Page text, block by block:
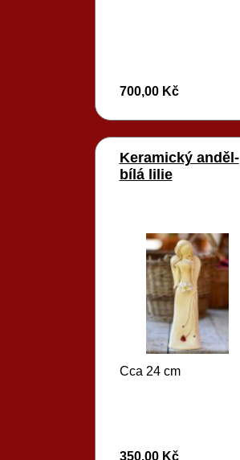
700,00 Kč
Keramický anděl-
bílá lilie
Cca 24 cm
350,00 Kč